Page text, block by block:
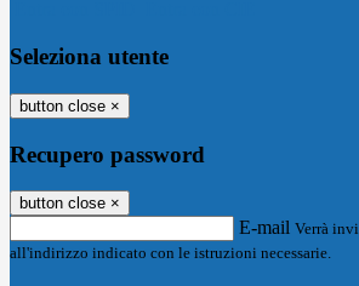
Seleziona utente
button close ×
Recupero password
button close ×
E-mail Verrà
all'indirizzo indicato con le istruzioni necessarie.